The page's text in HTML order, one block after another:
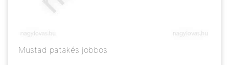
Mustad patakés jobbos